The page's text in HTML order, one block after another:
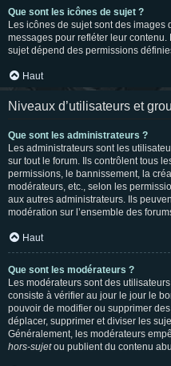
Que sont les icônes de sujet ?
Les icônes de sujet sont des
messages pour refléter leur
sujet dépend des permissions
Haut
Niveaux d’utilisateurs et
Que sont les administrateurs ?
Les administrateurs sont les
sur tout le forum. Ils contrôlent tous
permissions, le bannissement, la
modérateurs, etc., selon les
aux autres administrateurs. Ils
modération sur l’ensemble des
Haut
Que sont les modérateurs ?
Les modérateurs sont des
consiste à vérifier au jour le jour le
pouvoir de modifier ou supprimer
déplacer, supprimer et diviser les
Généralement, les modérateurs
hors-sujetou publient du contenu